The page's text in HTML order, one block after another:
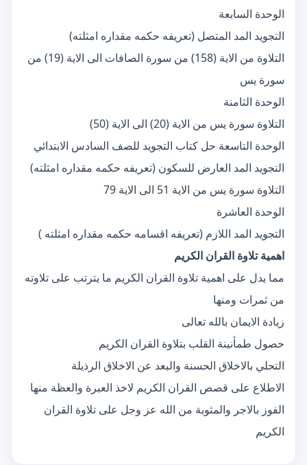
الوحدة السابعة
التجويد المد المتصل (تعريفه حكمه مقداره امثلته)
التلاوة من الاية (158) من سورة الصافات الى الاية (19) من
سورة يس
الوحدة الثامنة
التلاوة سورة يس من الاية (20) الى الاية (50)
الوحدة التاسعة حل كتاب التجويد للصف السادس الابتدائي
التجويد المد العارض للسكون (تعريفه حكمه مقداره امثلته)
التلاوة سورة يس من الاية 51 الى الاية 79
الوحدة العاشرة
التجويد المد اللازم (تعريفه اقسامه حكمه مقداره امثلته )
اهمية تلاوة القران الكريم
مما يدل على اهمية تلاوة القران الكريم ما يترتب على تلاوته
من ثمرات ومنها
زيادة الايمان بالله تعالى
حصول طمأنينة القلب بتلاوة القران الكريم
التحلي بالاخلاق الحسنة والبعد عن الاخلاق الرذيلة
الاطلاع على قصص القران الكريم لاخذ العبرة والعظة منها
الفوز بالاجر والمثوبة من الله عز وجل على تلاوة القران
الكريم